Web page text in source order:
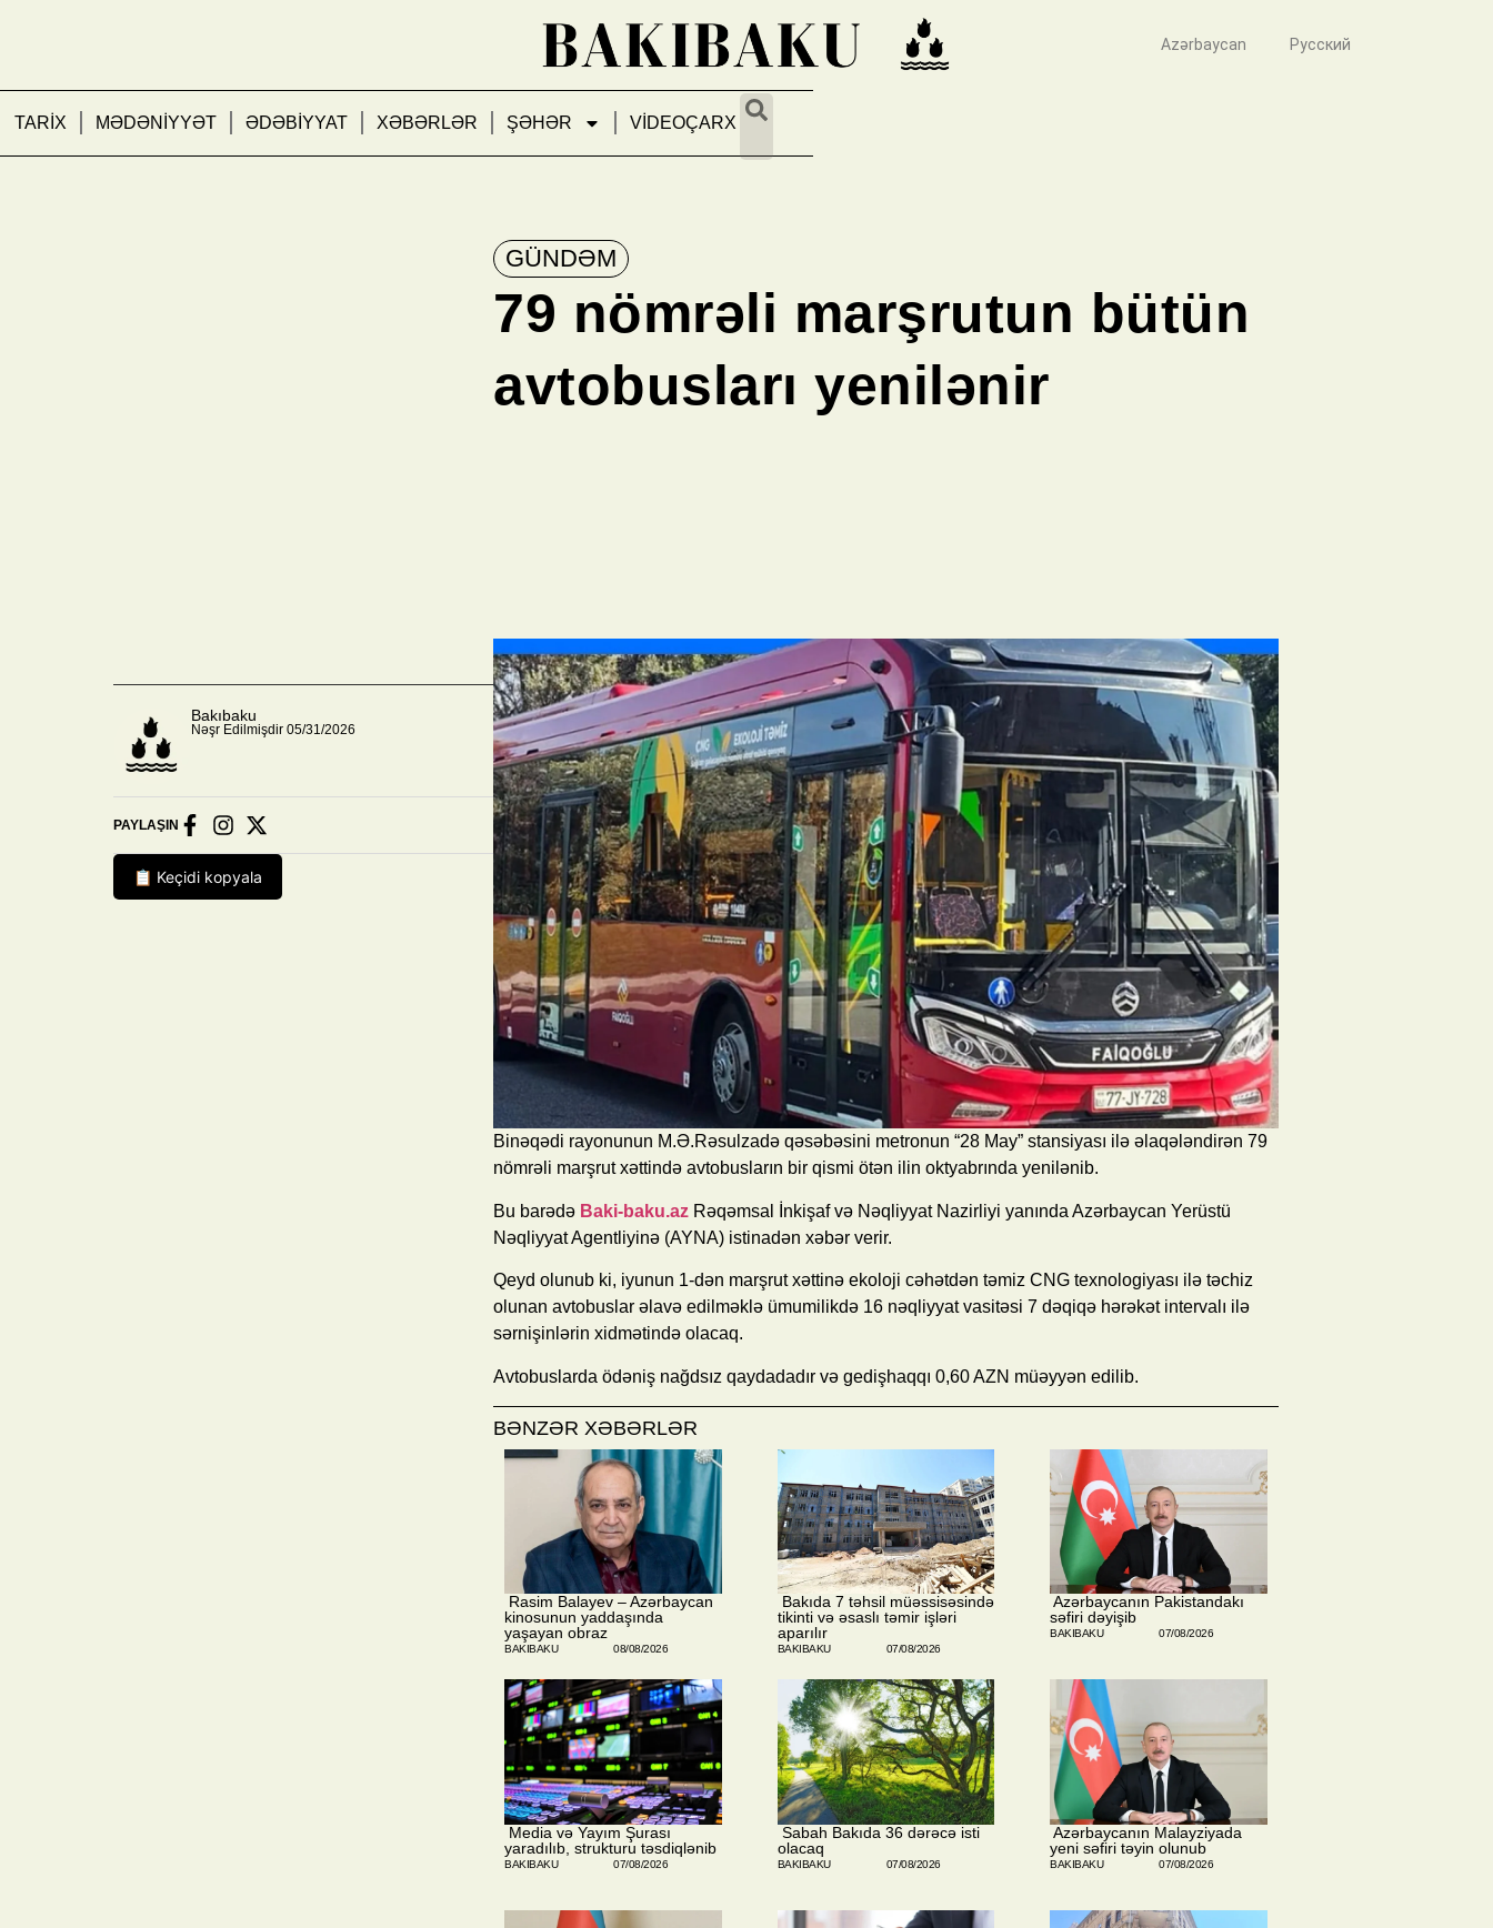
TARİX MƏDƏNİYYƏT ƏDƏBİYYAT XƏBƏRLƏR ŞƏHƏR VİDEOÇARX
Azərbaycan Русский
Bakıbaku
Nəşr Edilmişdir 05/31/2026
PAYLAŞIN
📋 Keçidi kopyala
GÜNDƏM
79 nömrəli marşrutun bütün
avtobusları yenilənir
Binəqədi rayonunun M.Ə.Rəsulzadə qəsəbəsini metronun “28 May” stansiyası ilə əlaqələndirən 79
nömrəli marşrut xəttində avtobusların bir qismi ötən ilin oktyabrında yenilənib.
Bu barədə Baki-baku.az Rəqəmsal İnkişaf və Nəqliyyat Nazirliyi yanında Azərbaycan Yerüstü
Nəqliyyat Agentliyinə (AYNA) istinadən xəbər verir.
Qeyd olunub ki, iyunun 1-dən marşrut xəttinə ekoloji cəhətdən təmiz CNG texnologiyası ilə təchiz
olunan avtobuslar əlavə edilməklə ümumilikdə 16 nəqliyyat vasitəsi 7 dəqiqə hərəkət intervalı ilə
sərnişinlərin xidmətində olacaq.
Avtobuslarda ödəniş nağdsız qaydadadır və gedişhaqqı 0,60 AZN müəyyən edilib.
BƏNZƏR XƏBƏRLƏR
​ Rasim Balayev – Azərbaycan
kinosunun yaddaşında
yaşayan obraz
BAKIBAKU 08/08/2026
​ Bakıda 7 təhsil müəssisəsində
tikinti və əsaslı təmir işləri
aparılır
BAKIBAKU 07/08/2026
​ Azərbaycanın Pakistandakı
səfiri dəyişib
BAKIBAKU 07/08/2026
​ Media və Yayım Şurası
yaradılıb, strukturu təsdiqlənib
BAKIBAKU 07/08/2026
​ Sabah Bakıda 36 dərəcə isti
olacaq
BAKIBAKU 07/08/2026
​ Azərbaycanın Malayziyada
yeni səfiri təyin olunub
BAKIBAKU 07/08/2026